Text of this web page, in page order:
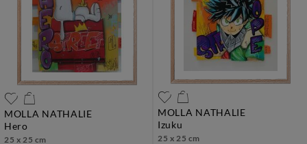
MOLLA NATHALIE
hero
25 x 25 cm
MOLLA NATHALIE
izuku
25 x 25 cm